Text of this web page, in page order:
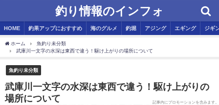
釣り情報のインフォ
HOME 釣果アップにおすすめ 海のグルメ 釣堀 アジング エギング ジギ
ホーム
魚釣り未分類
武庫川一文字の水深は東西で違う！駆け上がりの場所について
魚釣り未分類
武庫川一文字の水深は東西で違う！駆け上がりの
場所について
記事内にプロモーションを含みます。